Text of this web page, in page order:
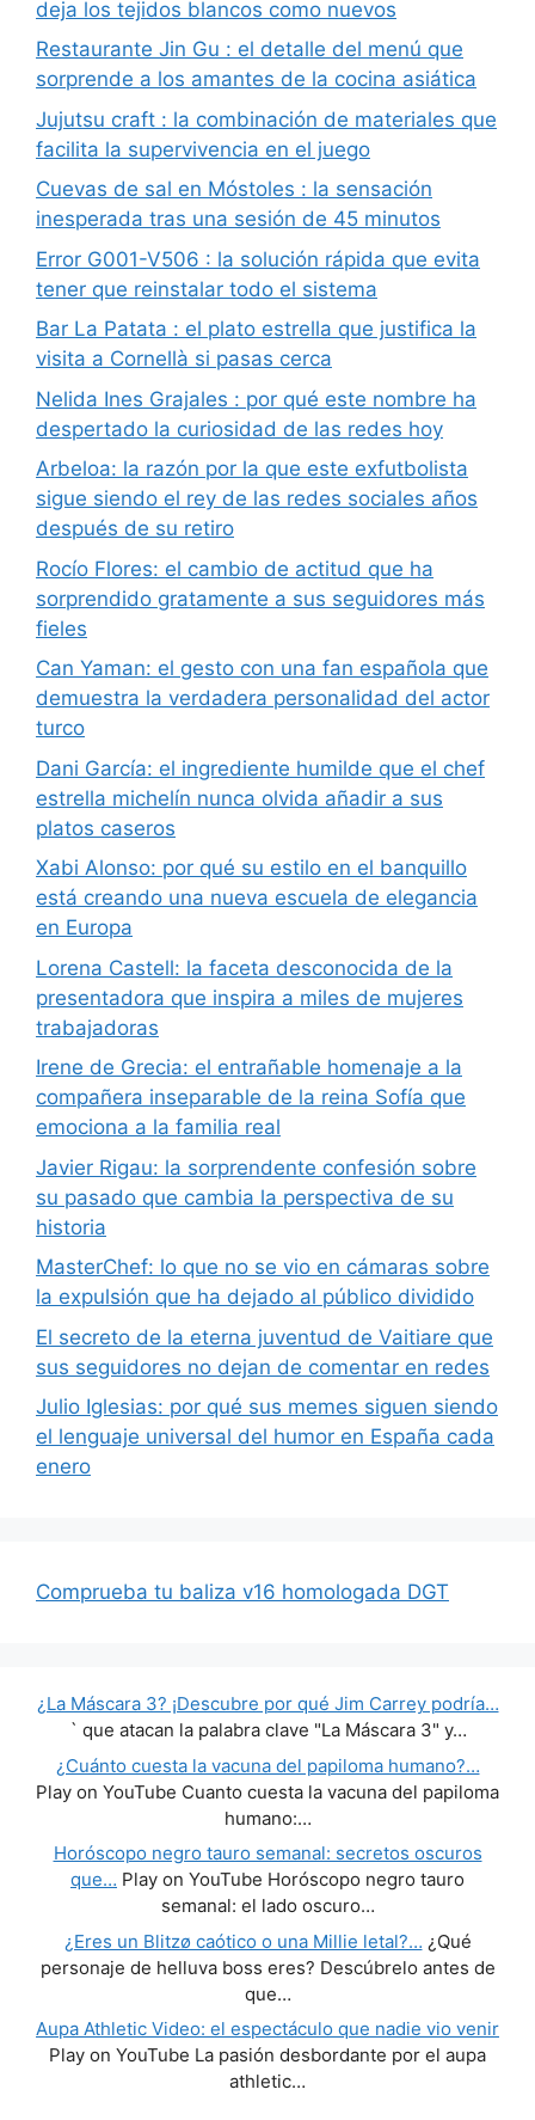
deja los tejidos blancos como nuevos
Restaurante Jin Gu : el detalle del menú que
sorprende a los amantes de la cocina asiática
Jujutsu craft : la combinación de materiales que
facilita la supervivencia en el juego
Cuevas de sal en Móstoles : la sensación
inesperada tras una sesión de 45 minutos
Error G001-V506 : la solución rápida que evita
tener que reinstalar todo el sistema
Bar La Patata : el plato estrella que justifica la
visita a Cornellà si pasas cerca
Nelida Ines Grajales : por qué este nombre ha
despertado la curiosidad de las redes hoy
Arbeloa: la razón por la que este exfutbolista
sigue siendo el rey de las redes sociales años
después de su retiro
Rocío Flores: el cambio de actitud que ha
sorprendido gratamente a sus seguidores más
fieles
Can Yaman: el gesto con una fan española que
demuestra la verdadera personalidad del actor
turco
Dani García: el ingrediente humilde que el chef
estrella michelín nunca olvida añadir a sus
platos caseros
Xabi Alonso: por qué su estilo en el banquillo
está creando una nueva escuela de elegancia
en Europa
Lorena Castell: la faceta desconocida de la
presentadora que inspira a miles de mujeres
trabajadoras
Irene de Grecia: el entrañable homenaje a la
compañera inseparable de la reina Sofía que
emociona a la familia real
Javier Rigau: la sorprendente confesión sobre
su pasado que cambia la perspectiva de su
historia
MasterChef: lo que no se vio en cámaras sobre
la expulsión que ha dejado al público dividido
El secreto de la eterna juventud de Vaitiare que
sus seguidores no dejan de comentar en redes
Julio Iglesias: por qué sus memes siguen siendo
el lenguaje universal del humor en España cada
enero
Comprueba tu baliza v16 homologada DGT
¿La Máscara 3? ¡Descubre por qué Jim Carrey podría…
` que atacan la palabra clave "La Máscara 3" y…
¿Cuánto cuesta la vacuna del papiloma humano?…
Play on YouTube Cuanto cuesta la vacuna del papiloma
humano:…
Horóscopo negro tauro semanal: secretos oscuros
que… Play on YouTube Horóscopo negro tauro
semanal: el lado oscuro…
¿Eres un Blitzø caótico o una Millie letal?… ¿Qué
personaje de helluva boss eres? Descúbrelo antes de
que…
Aupa Athletic Video: el espectáculo que nadie vio venir
Play on YouTube La pasión desbordante por el aupa
athletic…